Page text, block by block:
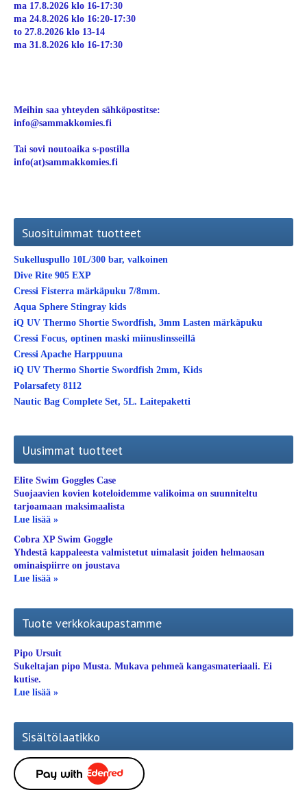
ma 17.8.2026 klo 16-17:30
ma 24.8.2026 klo 16:20-17:30
to 27.8.2026 klo 13-14
ma 31.8.2026 klo 16-17:30
Meihin saa yhteyden sähköpostitse:
info@sammakkomies.fi
Tai sovi noutoaika s-postilla
info(at)sammakkomies.fi
Suosituimmat tuotteet
Sukelluspullo 10L/300 bar, valkoinen
Dive Rite 905 EXP
Cressi Fisterra märkäpuku 7/8mm.
Aqua Sphere Stingray kids
iQ UV Thermo Shortie Swordfish, 3mm Lasten märkäpuku
Cressi Focus, optinen maski miinuslinsseillä
Cressi Apache Harppuuna
iQ UV Thermo Shortie Swordfish 2mm, Kids
Polarsafety 8112
Nautic Bag Complete Set, 5L. Laitepaketti
Uusimmat tuotteet
Elite Swim Goggles Case
Suojaavien kovien koteloidemme valikoima on suunniteltu
tarjoamaan maksimaalista
Lue lisää »
Cobra XP Swim Goggle
Yhdestä kappaleesta valmistetut uimalasit joiden helmaosan
ominaispiirre on joustava
Lue lisää »
Tuote verkkokaupastamme
Pipo Ursuit
Sukeltajan pipo Musta. Mukava pehmeä kangasmateriaali. Ei
kutise.
Lue lisää »
Sisältölaatikko